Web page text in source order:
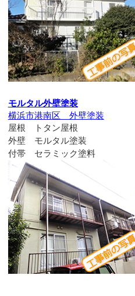
モルタル外壁塗装
横浜市港南区 外壁塗装
屋根 トタン屋根
外壁 モルタル塗装
付帯 セラミック塗料